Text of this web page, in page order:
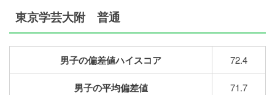
東京学芸大附 普通
男子の偏差値ハイスコア 72.4
男子の平均偏差値 71.7